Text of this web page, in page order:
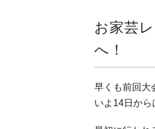
お家芸
へ！
早くも前回大
いよ14日から